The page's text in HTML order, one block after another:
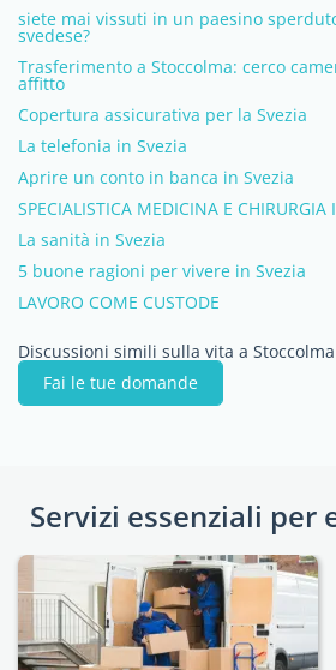
siete mai vissuti in un paesino
svedese?
Trasferimento a Stoccolma: cerco
affitto
Copertura assicurativa per la Svezia
La telefonia in Svezia
Aprire un conto in banca in Svezia
SPECIALISTICA MEDICINA E CHIRURGIA
La sanità in Svezia
5 buone ragioni per vivere in Svezia
LAVORO COME CUSTODE
Discussioni simili sulla vita a Stoccolma
Fai le tue domande
Servizi essenziali per